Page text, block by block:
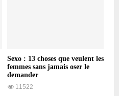
Sexo : 13 choses que veulent les
femmes sans jamais oser le
demander
11522